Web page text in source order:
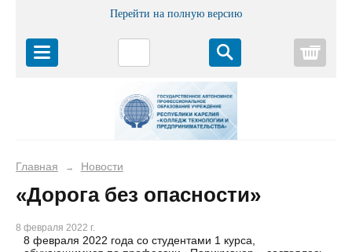
Перейти на полную версию
Главная → Новости
«Дорога без опасности»
8 февраля 2022 г.
8 февраля 2022 года со студентами 1 курса,